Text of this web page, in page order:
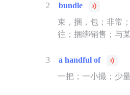
2
bundle
束，捆，包；非常
往；捆绑销售；与
3
a handful of
一把；一小撮；少量